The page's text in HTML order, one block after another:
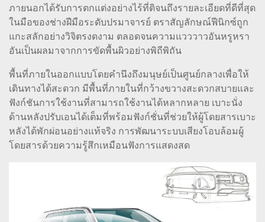
ภายนอกได้รับการตกแต่งอย่างไร้ที่ติจนถึงรายละเอียดที่ดีที่สุด
ในมือของช่างฝีมือระดับปรมาจารย์ ตราสัญลักษณ์ฟีนิกซ์ถูก
แกะสลักอย่างวิจิตรงดงาม ตลอดจนความแวววาวอันหรูหรา
อันเป็นผลมาจากการขัดพื้นผิวอย่างพิถีพิถัน
พื้นที่ภายในออกแบบโดยคำนึงถึงมนุษย์เป็นศูนย์กลางเพื่อให้
เดินทางได้สะดวก มีพื้นที่ภายในที่กว้างขวางสะดวกสบายและ
ฟังก์ชันการใช้งานที่สามารถใช้งานได้หลากหลาย เบาะนั่ง
ด้านหลังปรับเอนได้เต็มที่พร้อมฟังก์ชั่นที่ช่วยให้ผู้โดยสารเบาะ
หลังได้พักผ่อนอย่างแท้จริง การพัฒนาระบบเสียงโอบล้อมผู้
โดยสารด้วยความรู้สึกเหมือนฟังการแสดงสด